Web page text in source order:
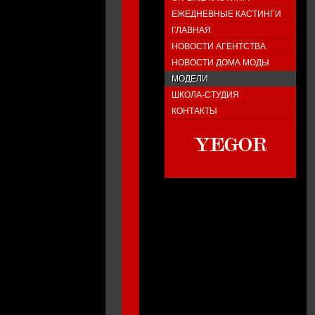
ЕЖЕДНЕВНЫЕ КАСТИНГИ
ГЛАВНАЯ
НОВОСТИ АГЕНТСТВА
НОВОСТИ ДОМА МОДЫ
МОДЕЛИ
ШКОЛА-СТУДИЯ
КОНТАКТЫ